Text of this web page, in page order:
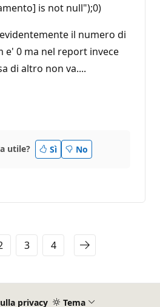
is not null");0)
il numero di
e' 0 ma nel report invece
di altro non va....
utile? Sì No
3 4
privacy Tema